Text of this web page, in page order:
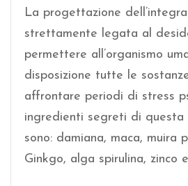
La progettazione
strettamente legata al
permettere all’organismo
disposizione tutte le
affrontare periodi di stress
ingredienti segreti di questa
sono: damiana, maca, muira
Ginkgo, alga spirulina, zinco